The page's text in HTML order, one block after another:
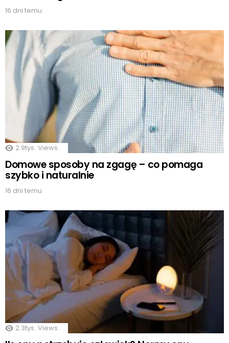
16 dni temu
2.9tys. Views
Domowe sposoby na zgagę – co pomaga
szybko i naturalnie
16 dni temu
2.3tys. Views